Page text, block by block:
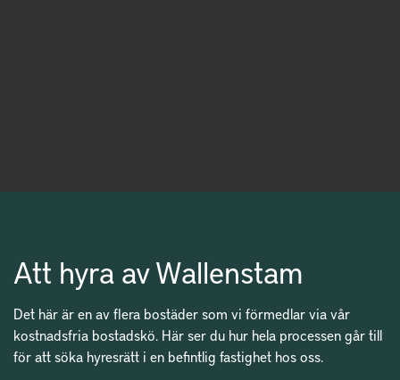
Att hyra av Wallenstam
Det här är en av flera bostäder som vi förmedlar via vår
kostnadsfria bostadskö. Här ser du hur hela processen går till
för att söka hyresrätt i en befintlig fastighet hos oss.